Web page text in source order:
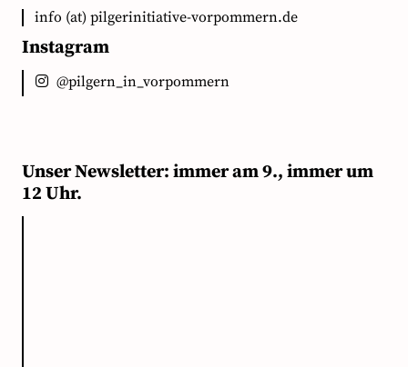
info (at) pilgerinitiative-vorpommern.de
Instagram
@pilgern_in_vorpommern
Unser Newsletter: immer am 9., immer um
12 Uhr.